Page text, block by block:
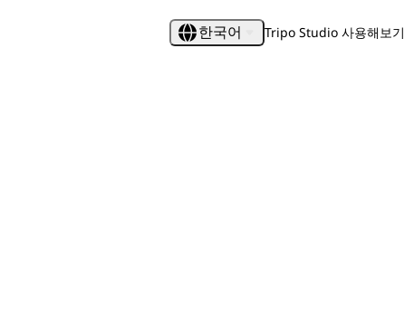
한국어 Tripo Studio 사용해보기